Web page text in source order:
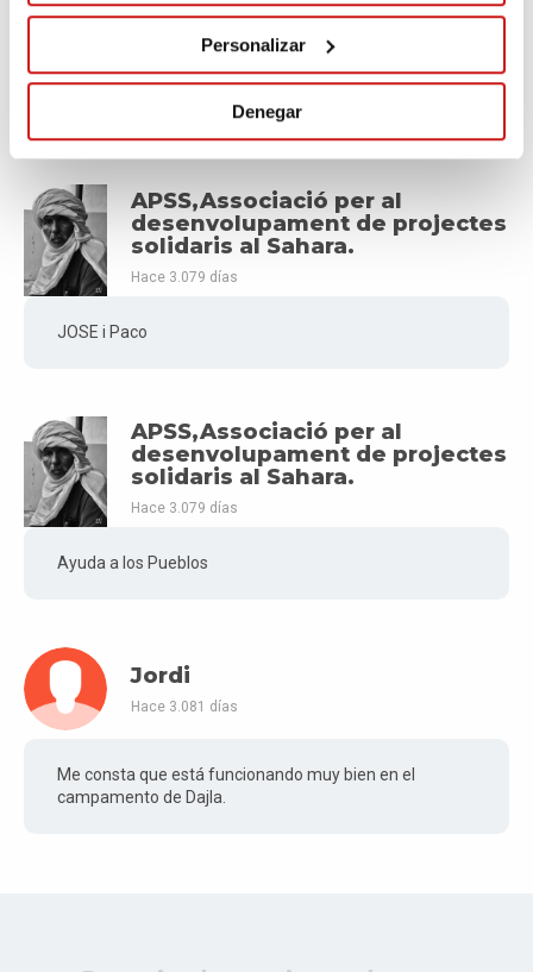
Personalizar
Denegar
Hace 3.077 días
Donación ayuda a los controles de los diabéticos
APSS,Associació per al
desenvolupament de projectes
solidaris al Sahara.
Hace 3.079 días
JOSE i Paco
APSS,Associació per al
desenvolupament de projectes
solidaris al Sahara.
Hace 3.079 días
Ayuda a los Pueblos
Jordi
Hace 3.081 días
Me consta que está funcionando muy bien en el
campamento de Dajla.